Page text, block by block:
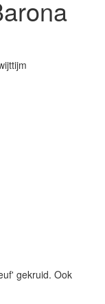
gekruid. Ook